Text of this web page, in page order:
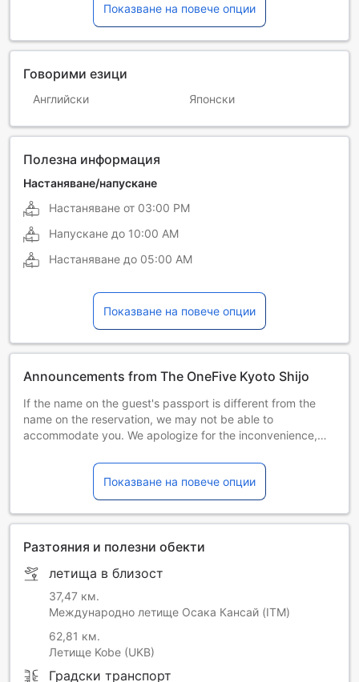
Показване на повече опции
Говорими езици
Английски Японски
Полезна информация
Настаняване/напускане
Настаняване от 03:00 PM
Напускане до 10:00 AM
Настаняване до 05:00 AM
Показване на повече опции
Announcements from The OneFive Kyoto Shijo
If the name on the guest's passport is different from the
name on the reservation, we may not be able to
accommodate you. We apologize for the inconvenience,
on the reservation as it appears on the guest's passport. If
you did not register the guest's name at the time of
reservation, please change the guest's name on the
confirmation page of the reservation details.We prohibit the
deemed for commercial purposes.
Показване на повече опции
Разтояния и полезни обекти
летища в близост
37,47 км.
Международно летище Осака Кансай (ITM)
62,81 км.
Летище Kobe (UKB)
Градски транспорт